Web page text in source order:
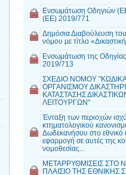
Ενσωμάτωση Οδηγιών
(ΕΕ) 2019/771
Δημόσια Διαβούλευση
νόμου με τίτλο
Ενσωμάτωση της
2019/713
ΣΧΕΔΙΟ ΝΟΜΟΥ
ΟΡΓΑΝΙΣΜΟΥ
ΚΑΤΑΣΤΑΣΗΣ
ΛΕΙΤΟΥΡΓΩΝ"
Ένταξη των περιοχών
κτηματολογικού
Δωδεκανήσου στο εθνικό
εφαρμογή σε αυτές της
νομοθεσίας...
MΕΤΑΡΡΥΘΜΙΣΕΙΣ ΣΤΟ
ΠΛΑΙΣΙΟ ΤΗΣ ΕΘΝΙΚΗΣ